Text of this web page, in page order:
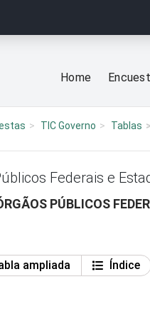
Home
TIC Governo Tablas
Federais e
PÚBLICOS
ampliada
Índice